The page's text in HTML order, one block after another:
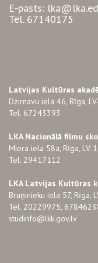
E-pasts:
Tel. 67140175
Latvijas Kultūras
Dzirnavu iela 46, Rīga,
Tel. 67243393
LKA Nacionālā filmu
Miera iela 58a, Rīga, LV-
Tel. 29417112
LKA Latvijas Kultūras
Bruņinieku iela 57, Rīga,
Tel. 20229975,
studinfo@lkk.gov.lv